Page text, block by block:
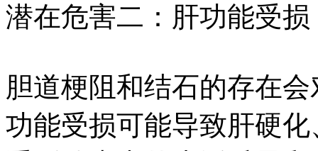
潜在危害二：肝功能受损
胆道梗阻和结石的存在
功能受损可能导致肝硬